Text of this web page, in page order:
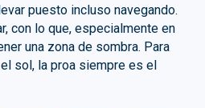
puesto incluso navegando.
con lo que, especialmente en
una zona de sombra. Para
sol, la proa siempre es el